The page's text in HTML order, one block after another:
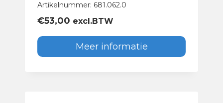
Artikelnummer: 681.062.0
€53,00 excl.BTW
Meer informatie